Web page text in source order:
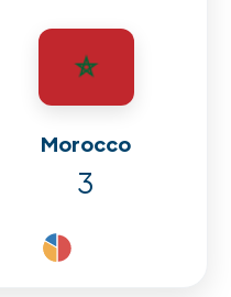
Morocco
3